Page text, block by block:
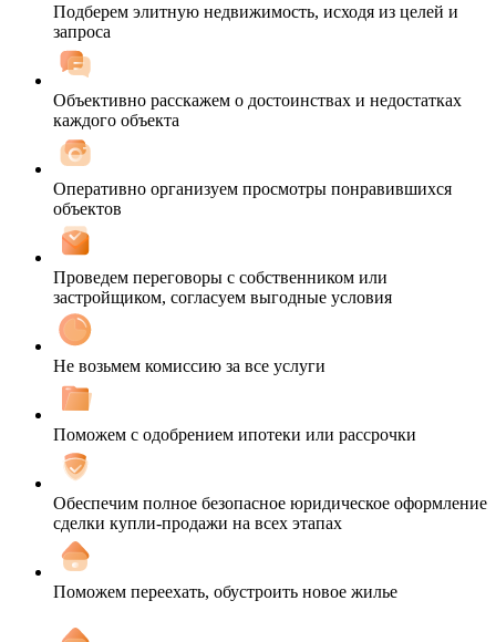
Подберем элитную недвижимость, исходя из целей и
запроса
Объективно расскажем о достоинствах и недостатках
каждого объекта
Оперативно организуем просмотры понравившихся
объектов
Проведем переговоры с собственником или
застройщиком, согласуем выгодные условия
Не возьмем комиссию за все услуги
Поможем с одобрением ипотеки или рассрочки
Обеспечим полное безопасное юридическое оформление
сделки купли-продажи на всех этапах
Поможем переехать, обустроить новое жилье